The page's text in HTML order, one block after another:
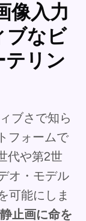
像入力
ブなビ
テリン
ブさで知ら
フォームで
代や第2世
オ・モデル
可能にしま
止画に命を